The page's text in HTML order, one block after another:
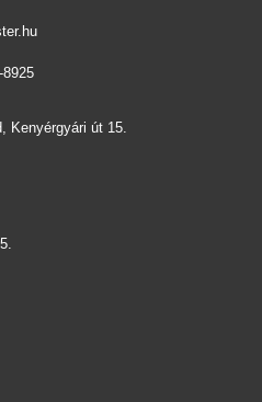
Kenyérgyári út 15.